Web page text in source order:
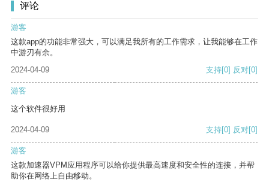
评论
游客
这款app的功能非常强大，可以满足我所有的工作需求，让我能够在工作
中游刃有余。
2024-04-09
支持[0] 反对[0]
游客
这个软件很好用
2024-04-09 支持[0] 反对[0]
游客
这款加速器VPM应用程序可以给你提供最高速度和安全性的连接，并帮
助你在网络上自由移动。